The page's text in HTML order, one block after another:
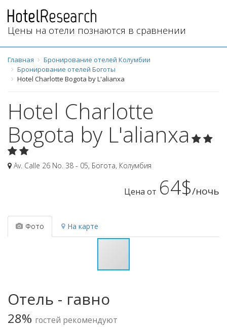
Цены на отели познаются в сравнении
Главная
Бронирование отелей Колумбии
Бронирование отелей Боготы
Hotel Charlotte Bogota by L'alianxa
Hotel Charlotte
Bogota by L'alianxa
Av. Calle 26 No. 38 - 05, Богота, Колумбия
Цена от 64$/ночь
Фото На карте
Отель - гавно
28% гостей рекомендуют